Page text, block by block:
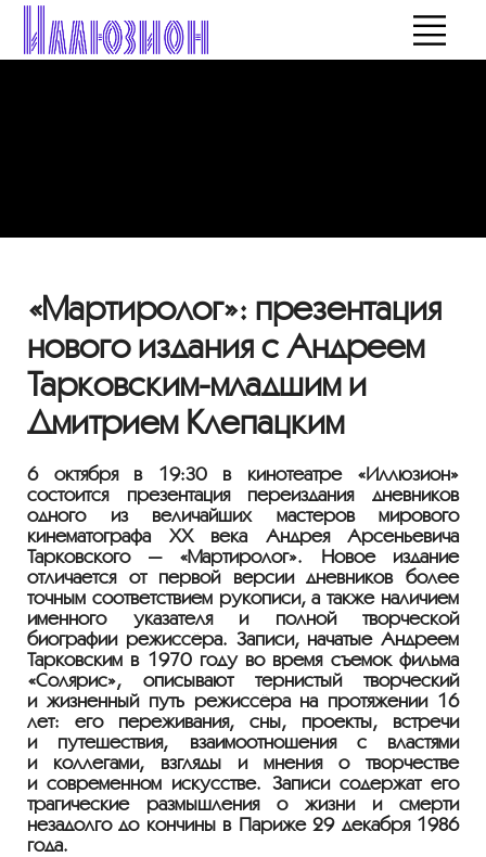
«Мартиролог»: презентация
нового издания с Андреем
Тарковским-младшим и
Дмитрием Клепацким
6 октября в 19:30 в кинотеатре «Иллюзион»
состоится презентация переиздания дневников
одного из величайших мастеров мирового
кинематографа ХХ века Андрея Арсеньевича
Тарковского — «Мартиролог». Новое издание
отличается от первой версии дневников более
точным соответствием рукописи, а также наличием
именного указателя и полной творческой
биографии режиссёра. Записи, начатые Андреем
Тарковским в 1970 году во время съемок фильма
«Солярис», описывают тернистый творческий
и жизненный путь режиссёра на протяжении 16
лет: его переживания, сны, проекты, встречи
и путешествия, взаимоотношения с властями
и коллегами, взгляды и мнения о творчестве
и современном искусстве. Записи содержат его
трагические размышления о жизни и смерти
незадолго до кончины в Париже 29 декабря 1986
года.